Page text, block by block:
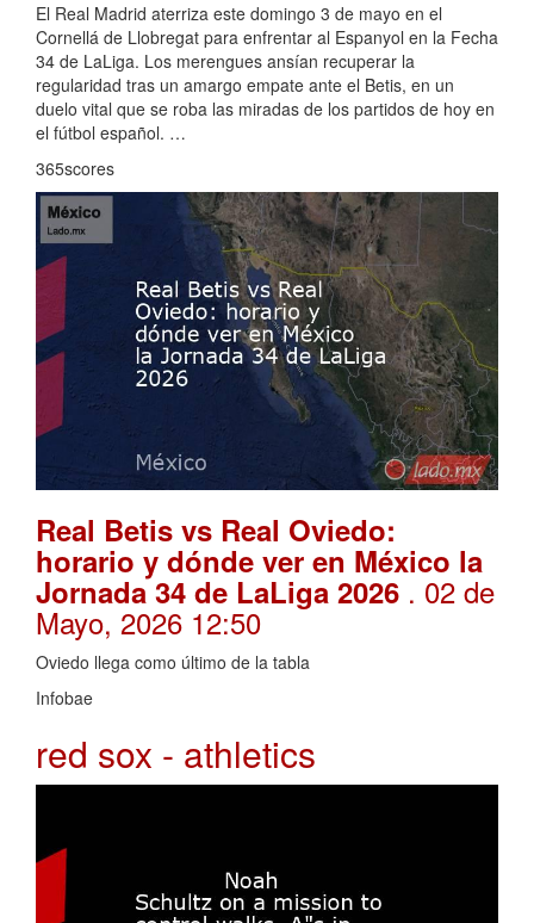
El Real Madrid aterriza este domingo 3 de mayo en el
Cornellá de Llobregat para enfrentar al Espanyol en la Fecha
34 de LaLiga. Los merengues ansían recuperar la
regularidad tras un amargo empate ante el Betis, en un
duelo vital que se roba las miradas de los partidos de hoy en
el fútbol español. …
365scores
Real Betis vs Real Oviedo:
horario y dónde ver en México la
Jornada 34 de LaLiga 2026 . 02 de
Mayo, 2026 12:50
Oviedo llega como último de la tabla
Infobae
red sox - athletics